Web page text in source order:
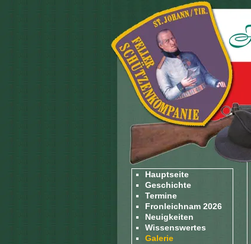
Hauptseite
Geschichte
Termine
Fronleichnam 2026
Neuigkeiten
Wissenswertes
Galerie